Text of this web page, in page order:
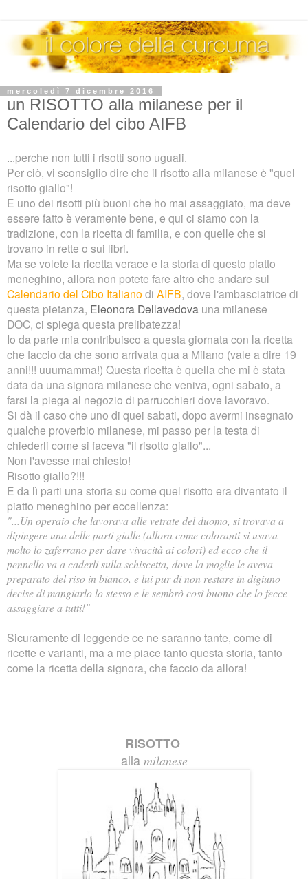
mercoledì 7 dicembre 2016
un RISOTTO alla milanese per il
Calendario del cibo AIFB
...perche non tutti i risotti sono uguali.
Per ciò, vi sconsiglio dire che il risotto alla milanese è "quel
risotto giallo"!
E uno dei risotti più buoni che ho mai assaggiato, ma deve
essere fatto è veramente bene, e qui ci siamo con la
tradizione, con la ricetta di familia, e con quelle che si
trovano in rette o sui libri.
Ma se volete la ricetta verace e la storia di questo piatto
meneghino, allora non potete fare altro che andare sul
Calendario del Cibo Italiano di AIFB, dove l'ambasciatrice di
questa pietanza, Eleonora Dellavedova una milanese
DOC, ci spiega questa prelibatezza!
Io da parte mia contribuisco a questa giornata con la ricetta
che faccio da che sono arrivata qua a Milano (vale a dire 19
anni!!! uuumamma!) Questa ricetta è quella che mi è stata
data da una signora milanese che veniva, ogni sabato, a
farsi la piega al negozio di parrucchieri dove lavoravo.
Si dà il caso che uno di quei sabati, dopo avermi insegnato
qualche proverbio milanese, mi passo per la testa di
chiederli come si faceva "il risotto giallo"...
Non l'avesse mai chiesto!
Risotto giallo?!!!
E da lì parti una storia su come quel risotto era diventato il
piatto meneghino per eccellenza:
"...Un operaio che lavorava alle vetrate del duomo, si trovava a
dipingere una delle parti gialle (allora come coloranti si usava
molto lo zaferrano per dare vivacità ai colori) ed ecco che il
pennello va a caderli sulla schiscetta, dove la moglie le aveva
preparato del riso in bianco, e lui pur di non restare in digiuno
decise di mangiarlo lo stesso e le sembrò così buono che lo fecce
assaggiare a tutti!"
Sicuramente di leggende ce ne saranno tante, come di
ricette e varianti, ma a me piace tanto questa storia, tanto
come la ricetta della signora, che faccio da allora!
RISOTTO
alla milanese